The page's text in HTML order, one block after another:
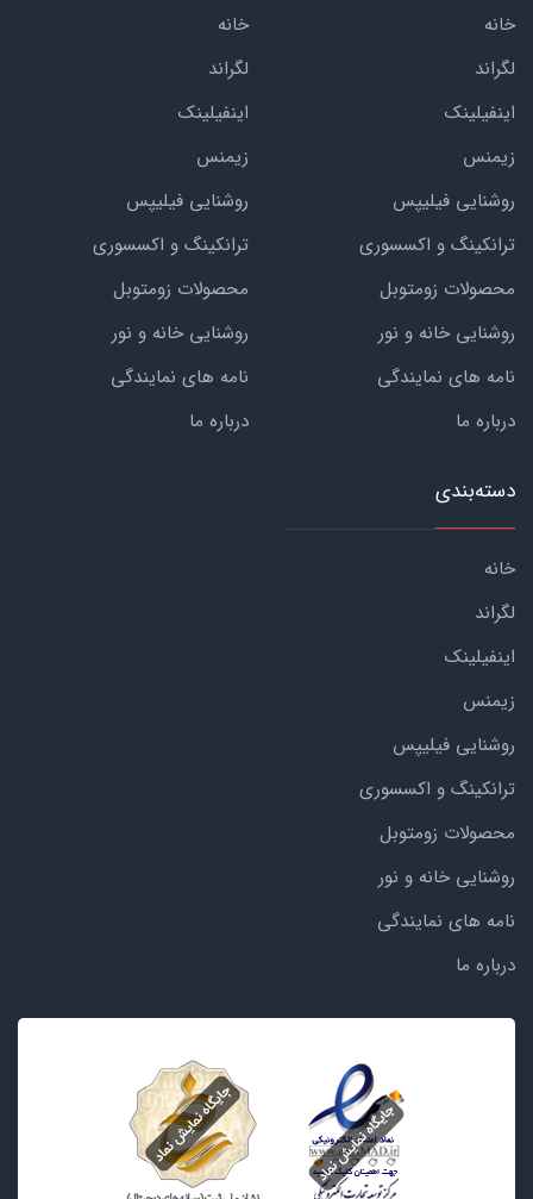
خانه
لگراند
اینفیلینک
زیمنس
روشنایی فیلیپس
ترانکینگ و اکسسوری
محصولات زومتوبل
روشنایی خانه و نور
نامه های نمایندگی
درباره ما
خانه
لگراند
اینفیلینک
زیمنس
روشنایی فیلیپس
ترانکینگ و اکسسوری
محصولات زومتوبل
روشنایی خانه و نور
نامه های نمایندگی
درباره ما
دسته‌بندی
خانه
لگراند
اینفیلینک
زیمنس
روشنایی فیلیپس
ترانکینگ و اکسسوری
محصولات زومتوبل
روشنایی خانه و نور
نامه های نمایندگی
درباره ما